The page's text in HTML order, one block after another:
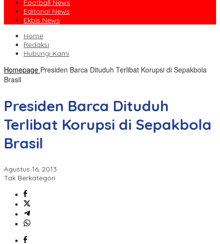
Football News
Editorial News
Ekbis News
Home
Redaksi
Hubungi Kami
Homepage Presiden Barca Dituduh Terlibat Korupsi di Sepakbola
Brasil
Presiden Barca Dituduh
Terlibat Korupsi di Sepakbola
Brasil
Agustus 16, 2013
Tak Berkategori